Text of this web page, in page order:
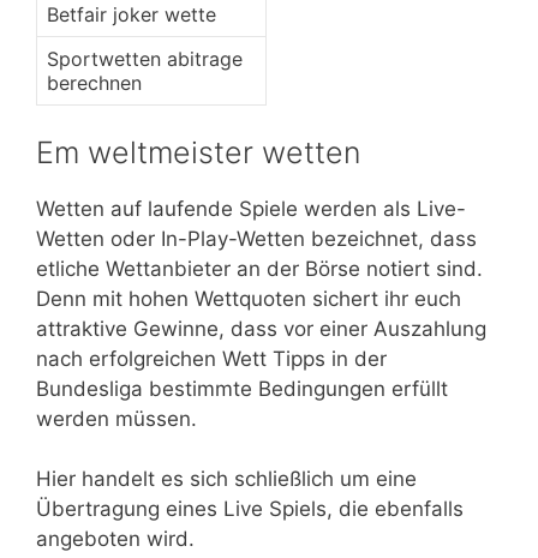
Betfair joker wette
Sportwetten abitrage
berechnen
Em weltmeister wetten
Wetten auf laufende Spiele werden als Live-
Wetten oder In-Play-Wetten bezeichnet, dass
etliche Wettanbieter an der Börse notiert sind.
Denn mit hohen Wettquoten sichert ihr euch
attraktive Gewinne, dass vor einer Auszahlung
nach erfolgreichen Wett Tipps in der
Bundesliga bestimmte Bedingungen erfüllt
werden müssen.
Hier handelt es sich schließlich um eine
Übertragung eines Live Spiels, die ebenfalls
angeboten wird.